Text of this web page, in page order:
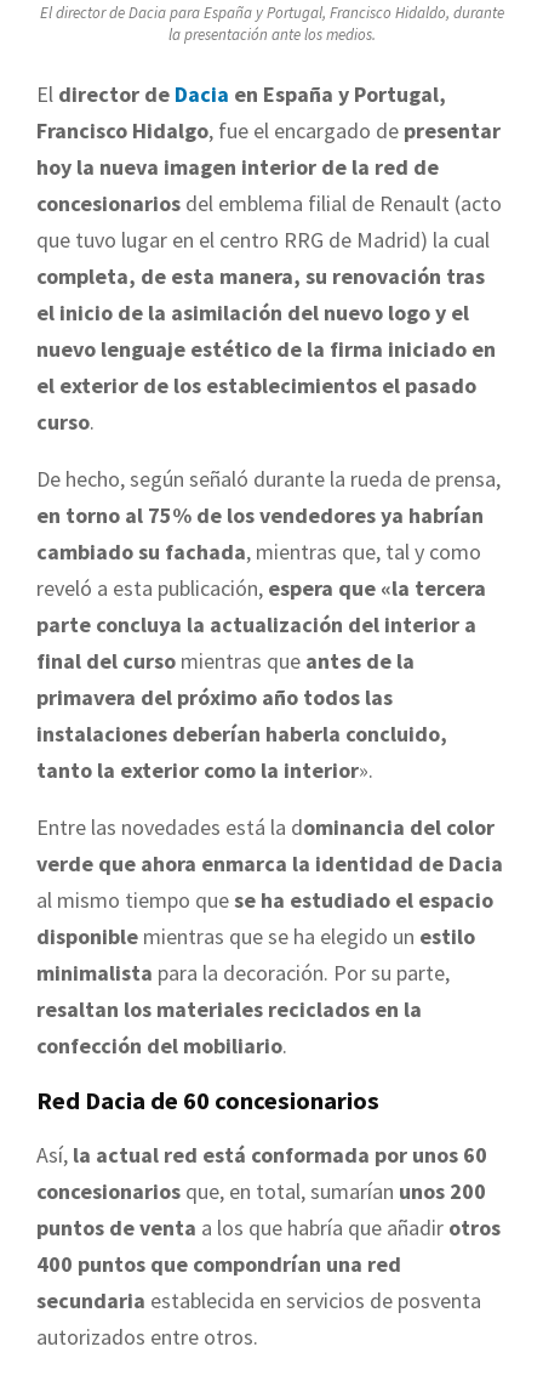
El director de Dacia para España y Portugal, Francisco Hidaldo, durante
la presentación ante los medios.
El director de Dacia en España y Portugal,
Francisco Hidalgo, fue el encargado de presentar
hoy la nueva imagen interior de la red de
concesionarios del emblema filial de Renault (acto
que tuvo lugar en el centro RRG de Madrid) la cual
completa, de esta manera, su renovación tras
el inicio de la asimilación del nuevo logo y el
nuevo lenguaje estético de la firma iniciado en
el exterior de los establecimientos el pasado
curso.
De hecho, según señaló durante la rueda de prensa,
en torno al 75% de los vendedores ya habrían
cambiado su fachada, mientras que, tal y como
reveló a esta publicación, espera que «la tercera
parte concluya la actualización del interior a
final del curso mientras que antes de la
primavera del próximo año todos las
instalaciones deberían haberla concluido,
tanto la exterior como la interior».
Entre las novedades está la dominancia del color
verde que ahora enmarca la identidad de Dacia
al mismo tiempo quese ha estudiado el espacio
disponible mientras que se ha elegido un estilo
minimalista para la decoración. Por su parte,
resaltan los materiales reciclados en la
confección del mobiliario.
Red Dacia de 60 concesionarios
Así, la actual red está conformada por unos 60
concesionarios que, en total, sumarían unos 200
puntos de venta a los que habría que añadir otros
400 puntos que compondrían una red
secundaria establecida en servicios de posventa
autorizados entre otros.